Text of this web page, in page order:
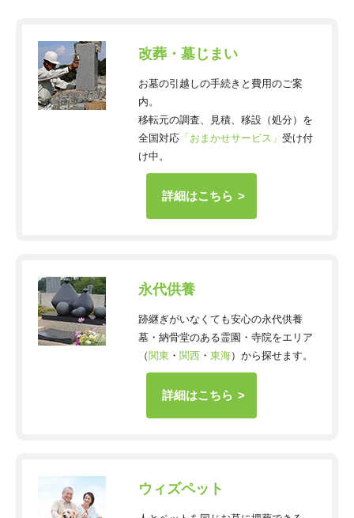
改葬・墓じまい
お墓の引越しの手続きと費用のご案
内。
移転元の調査、見積、移設（処分）を
全国対応「おまかせサービス」 受け付
け中。
詳細はこちら
永代供養
跡継ぎがいなくても安心の永代供養
墓・納骨堂のある霊園・寺院をエリア
（関東 ・ 関西・ 東海）から探せます。
詳細はこちら
ウィズペット